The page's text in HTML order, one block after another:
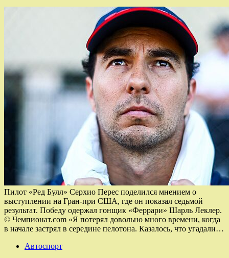
Пилот «Ред Булл» Серхио Перес поделился мнением о
выступлении на Гран-при США, где он показал седьмой
результат. Победу одержал гонщик «Феррари» Шарль Леклер.
© Чемпионат.com «Я потерял довольно много времени, когда
в начале застрял в середине пелотона. Казалось, что угадали…
Автоспорт